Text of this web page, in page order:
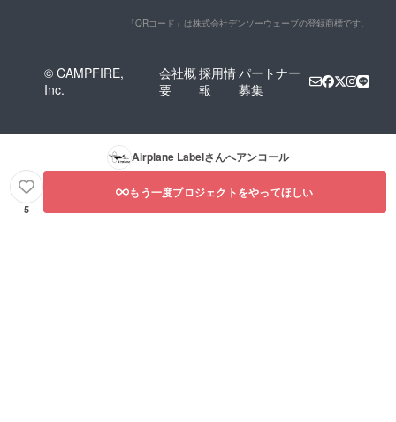
「QRコード」は株式会社デンソーウェーブの登録商標です。
© CAMPFIRE,
Inc.
会社概
要
採用情
報
パートナー
募集
Airplane Labelさんへアンコール
5
もう一度プロジェクトをやってほしい